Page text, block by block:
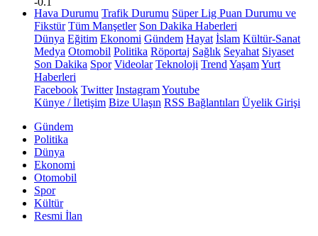
Hava Durumu Trafik Durumu Süper Lig Puan Durumu ve
Fikstür Tüm Manşetler Son Dakika Haberleri
Dünya Eğitim Ekonomi Gündem Hayat İslam Kültür-Sanat
Medya Otomobil Politika Röportaj Sağlık Seyahat Siyaset
Son Dakika Spor Videolar Teknoloji Trend YaşamYurt
Haberleri
Facebook Twitter InstagramYoutube
Künye / İletişim Bize Ulaşın RSS Bağlantıları Üyelik Girişi
Gündem
Politika
Dünya
Ekonomi
Otomobil
Spor
Kültür
Resmi İlan